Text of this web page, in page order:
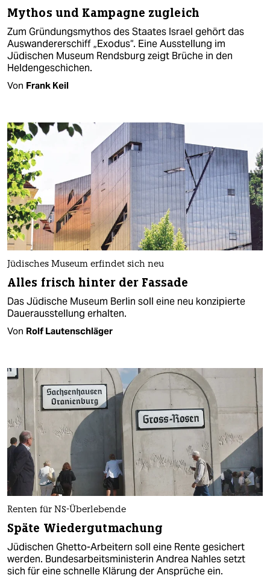
Mythos und Kampagne zugleich
Zum Gründungsmythos des Staates Israel gehört das
Auswandererschiff „Exodus“. Eine Ausstellung im
Jüdischen Museum Rendsburg zeigt Brüche in den
Heldengeschichen.
Von Frank Keil
Jüdisches Museum erfindet sich neu
Alles frisch hinter der Fassade
Das Jüdische Museum Berlin soll eine neu konzipierte
Dauerausstellung erhalten.
Von Rolf Lautenschläger
Renten für NS-Überlebende
Späte Wiedergutmachung
Jüdischen Ghetto-Arbeitern soll eine Rente gesichert
werden. Bundesarbeitsministerin Andrea Nahles setzt
sich für eine schnelle Klärung der Ansprüche ein.